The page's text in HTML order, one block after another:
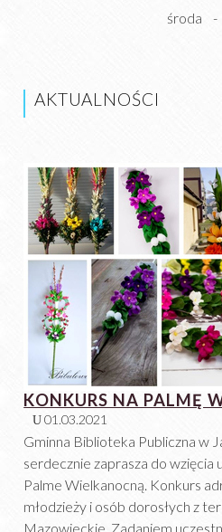
środa -
AKTUALNOŚCI
KONKURS NA PALMĘ
01.03.2021
Gminna Biblioteka Publiczna w
serdecznie zaprasza do wzięcia
Palme Wielkanocną. Konkurs
młodzieży i osób dorosłych z
Mazowieckie. Zadaniem